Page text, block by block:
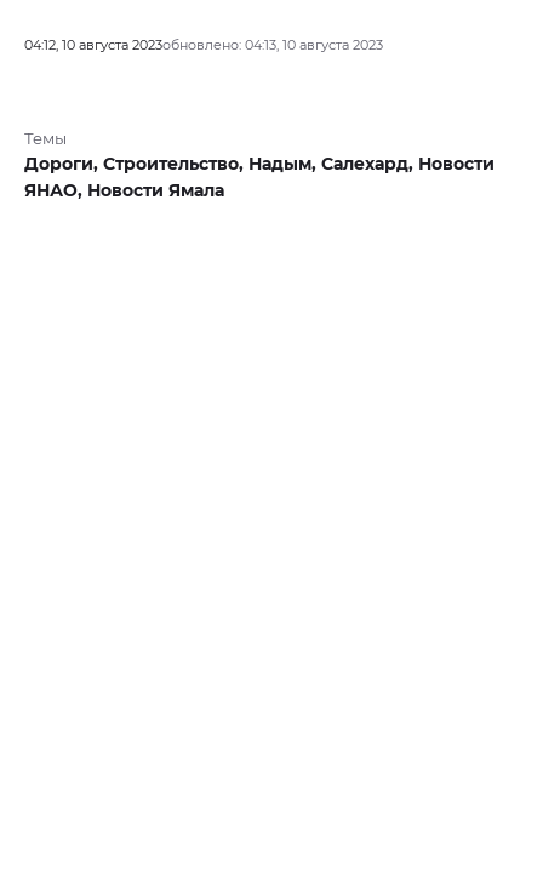
04:12, 10 августа 2023обновлено: 04:13, 10 августа 2023
Темы
Дороги, Строительство, Надым, Салехард, Новости
ЯНАО, Новости Ямала